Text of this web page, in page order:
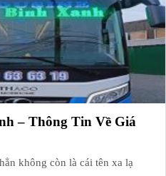
– Thông Tin Về Giá
không còn là cái tên xa lạ